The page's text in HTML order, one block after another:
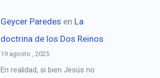
Geycer Paredes en La
doctrina de los Dos Reinos
19 agosto , 2025
En realidad, si bien Jesús no